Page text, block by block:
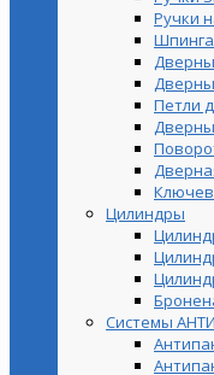
Ручки
Петли
Цилиндры
Системы